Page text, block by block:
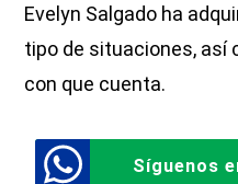
Evelyn Salgado ha
tipo de situaciones, así
con que cuenta.
Síguenos